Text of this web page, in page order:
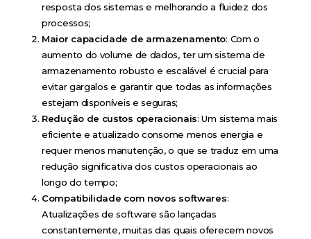
resposta dos sistemas e melhorando a fluidez dos
processos;
Maior capacidade de armazenamento: Com o
aumento do volume de dados, ter um sistema de
armazenamento robusto e escalável é crucial para
evitar gargalos e garantir que todas as informações
estejam disponíveis e seguras;
Redução de custos operacionais: Um sistema mais
eficiente e atualizado consome menos energia e
requer menos manutenção, o que se traduz em uma
redução significativa dos custos operacionais ao
longo do tempo;
Compatibilidade com novos softwares:
Atualizações de software são lançadas
constantemente, muitas das quais oferecem novos